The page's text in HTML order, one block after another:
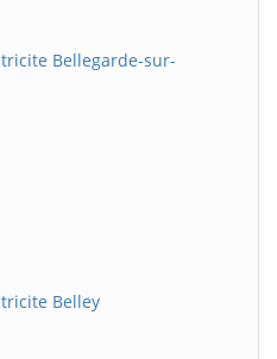
Bellegarde-sur-
Belley